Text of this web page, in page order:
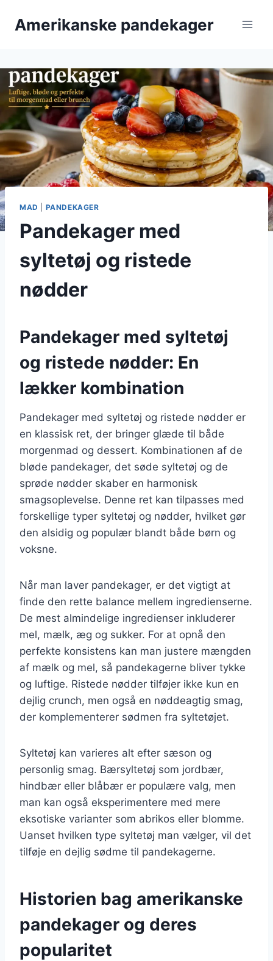
Amerikanske pandekager
MAD PANDEKAGER
Pandekager med
syltetøj og ristede
nødder
Pandekager med syltetøj
og ristede nødder: En
lækker kombination
Pandekager med syltetøj og ristede nødder er
en klassisk ret, der bringer glæde til både
morgenmad og dessert. Kombinationen af de
bløde pandekager, det søde syltetøj og de
sprøde nødder skaber en harmonisk
smagsoplevelse. Denne ret kan tilpasses med
forskellige typer syltetøj og nødder, hvilket gør
den alsidig og populær blandt både børn og
voksne.
Når man laver pandekager, er det vigtigt at
finde den rette balance mellem ingredienserne.
De mest almindelige ingredienser inkluderer
mel, mælk, æg og sukker. For at opnå den
perfekte konsistens kan man justere mængden
af mælk og mel, så pandekagerne bliver tykke
og luftige. Ristede nødder tilføjer ikke kun en
dejlig crunch, men også en nøddeagtig smag,
der komplementerer sødmen fra syltetøjet.
Syltetøj kan varieres alt efter sæson og
personlig smag. Bærsyltetøj som jordbær,
hindbær eller blåbær er populære valg, men
man kan også eksperimentere med mere
eksotiske varianter som abrikos eller blomme.
Uanset hvilken type syltetøj man vælger, vil det
tilføje en dejlig sødme til pandekagerne.
Historien bag amerikanske
pandekager og deres
popularitet